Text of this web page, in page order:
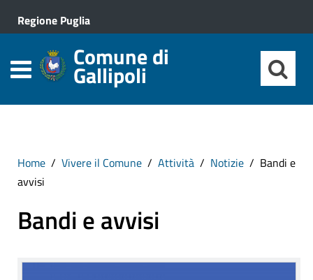
Regione Puglia
Comune di
Gallipoli
Home Vivere il Comune Attività Notizie
Bandi e
avvisi
Bandi e avvisi